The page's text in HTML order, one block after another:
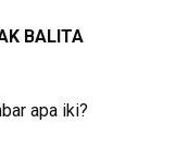
BALITA
apa iki?